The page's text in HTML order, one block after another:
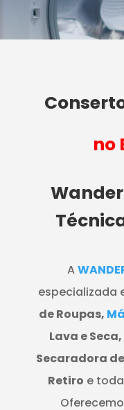
no
A
especializada
de Roupas,
Lava e
Secaradora
Retiro e